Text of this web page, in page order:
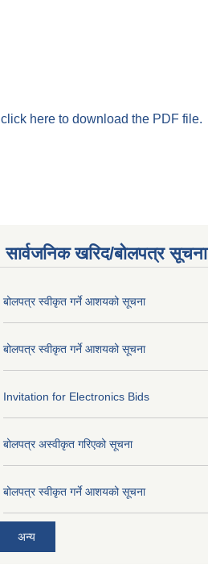
click here to download the PDF file.
सार्वजनिक खरिद/बोलपत्र सूचना
बोलपत्र स्वीकृत गर्ने आशयको सूचना
बोलपत्र स्वीकृत गर्ने आशयको सूचना
Invitation for Electronics Bids
बोलपत्र अस्वीकृत गरिएको सूचना
बोलपत्र स्वीकृत गर्ने आशयको सूचना
अन्य